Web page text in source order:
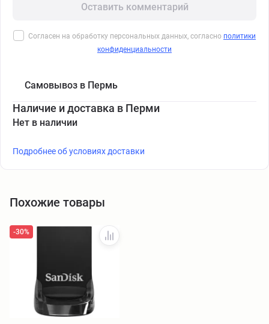
Оставить комментарий
Согласен на обработку персональных данных, согласно политики
конфиденциальности
Самовывоз в Пермь
Наличие и доставка в Перми
Нет в наличии
Подробнее об условиях доставки
Похожие товары
-30%